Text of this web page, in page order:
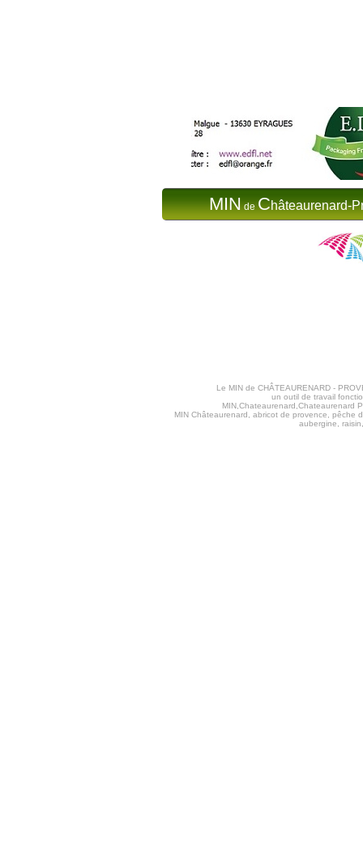
MINdeChâteaurenard-
Le MIN de CHÂTEAURENARD -
un outil de travail
MIN,Chateaurenard,Chateaurenard
MIN Châteaurenard, abricot de provence, pêche
aubergine,